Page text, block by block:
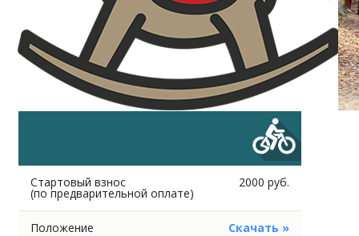
Стартовый взнос
(по предварительной оплате)
2000 руб.
Положение Скачать »